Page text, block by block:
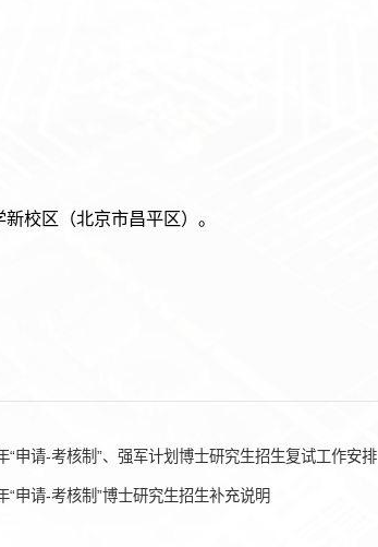
校区（北京市昌平区）。
“申请-考核制”、强军计划博士研究生招生复试工作安排
申请-考核制”博士研究生招生补充说明